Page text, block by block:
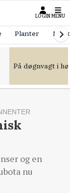
LOGIN MENU
Planter
På døgnvagt i
og en
nu